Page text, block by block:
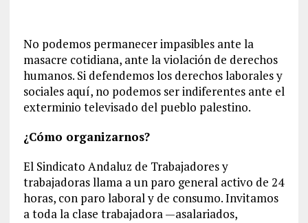
No podemos permanecer impasibles ante la
masacre cotidiana, ante la violación de derechos
humanos. Si defendemos los derechos laborales y
sociales aquí, no podemos ser indiferentes ante el
exterminio televisado del pueblo palestino.
¿Cómo organizarnos?
El Sindicato Andaluz de Trabajadores y
trabajadoras llama a un paro general activo de 24
horas, con paro laboral y de consumo. Invitamos
a toda la clase trabajadora —asalariados,